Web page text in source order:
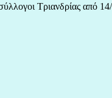
Τριανδρίας από